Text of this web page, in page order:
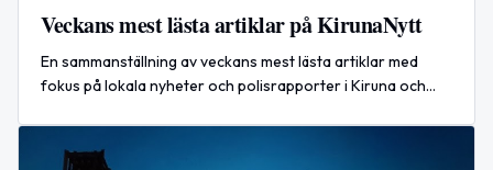
Veckans mest lästa artiklar på KirunaNytt
En sammanställning av veckans mest lästa artiklar med
fokus på lokala nyheter och polisrapporter i Kiruna och